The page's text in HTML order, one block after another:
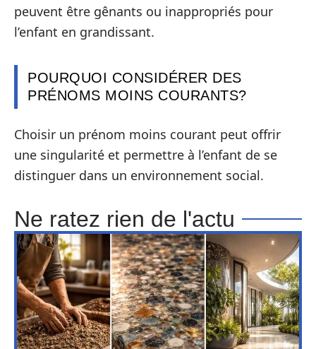
peuvent être gênants ou inappropriés pour
l’enfant en grandissant.
POURQUOI CONSIDÉRER DES
PRÉNOMS MOINS COURANTS?
Choisir un prénom moins courant peut offrir
une singularité et permettre à l’enfant de se
distinguer dans un environnement social.
Ne ratez rien de l'actu